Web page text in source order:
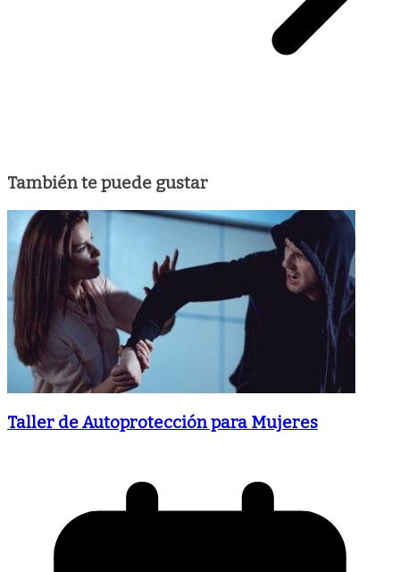
También te puede gustar
Taller de Autoprotección para Mujeres